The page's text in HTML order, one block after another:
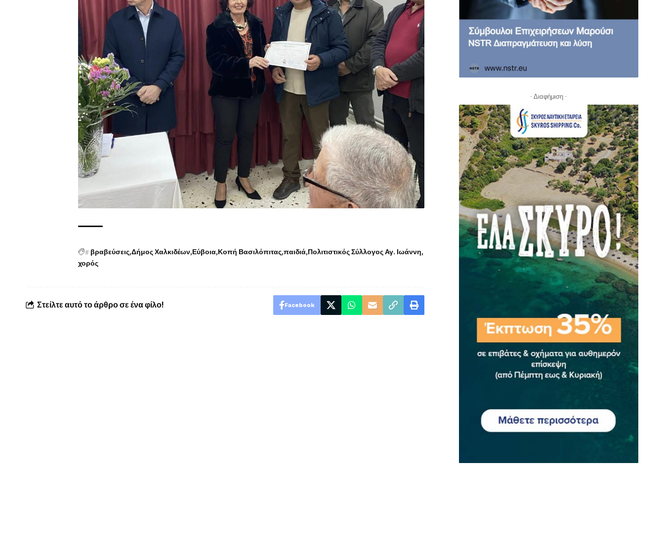
# βραβεύσεις Δήμος Χαλκιδέων Εύβοια Κοπή Βασιλόπιτας παιδιά Πολιτιστικός Σύλλογος Αγ. Ιωάννη
χορός
Στείλτε αυτό το άρθρο σε ένα φίλο! Facebook
- Διαφήμιση -